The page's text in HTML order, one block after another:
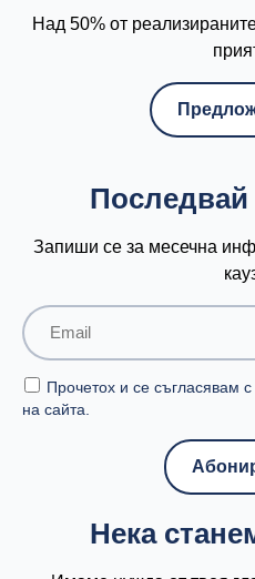
Над 50% от
Последвай
Запиши се за месечна
Прочетох и се съгласявам с
на сайта.
Нека